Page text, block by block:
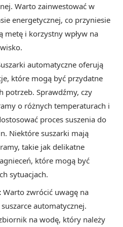
Warto zainwestować w
energetycznej, co przyniesie
metę i korzystny wpływ na
automatyczne oferują
które mogą być przydatne
potrzeb. Sprawdźmy, czy
o różnych temperaturach i
proces suszenia do
Niektóre suszarki mają
takie jak delikatne
które mogą być
sytuacjach.
Warto zwrócić uwagę na
automatycznej.
na wodę, który należy